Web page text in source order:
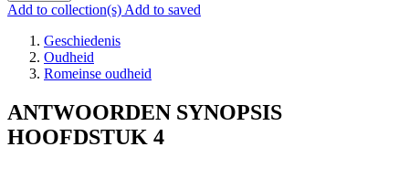
Add to collection(s) Add to saved
Geschiedenis
Oudheid
Romeinse oudheid
ANTWOORDEN SYNOPSIS
HOOFDSTUK 4